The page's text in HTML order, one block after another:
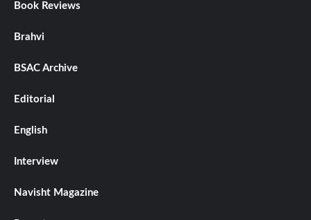
Book Reviews
Brahvi
BSAC Archive
Editorial
English
Interview
Navisht Magazine